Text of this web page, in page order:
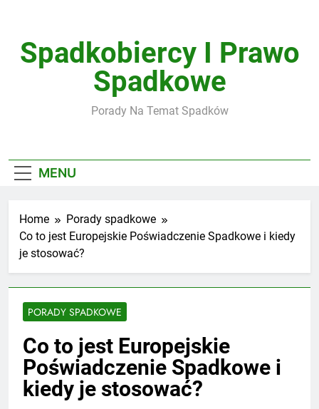
contentSpadkobiercy I Prawo
Spadkowe
Porady Na Temat Spadków
MENU
Home
Porady spadkowe
Co to jest Europejskie Poświadczenie Spadkowe i kiedy
je stosować?
PORADY SPADKOWE
Co to jest Europejskie
Poświadczenie Spadkowe i
kiedy je stosować?